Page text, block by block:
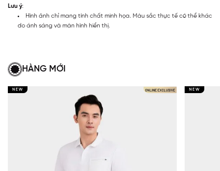
Lưu ý:
Hình ảnh chỉ mang tính chất minh họa. Màu sắc thực tế có thể khác
do ánh sáng và màn hình hiển thị.
HÀNG MỚI
NEW NEW